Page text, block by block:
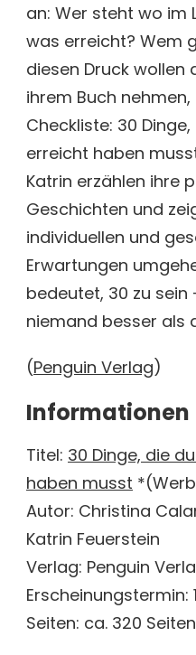
an: Wer steht wo im
was erreicht? Wem
diesen Druck wollen
ihrem Buch
Checkliste: 30
erreicht haben
Katrin erzählen ihre
Geschichten und
individuellen und
Erwartungen
bedeutet, 30 zu
niemand besser als
(Penguin Verlag)
Informationen
Titel: 30 Dinge, die
haben musst
Autor: Christina
Katrin Feuerstein
Verlag: Penguin
Erscheinungstermin:
Seiten: ca. 320 Seiten